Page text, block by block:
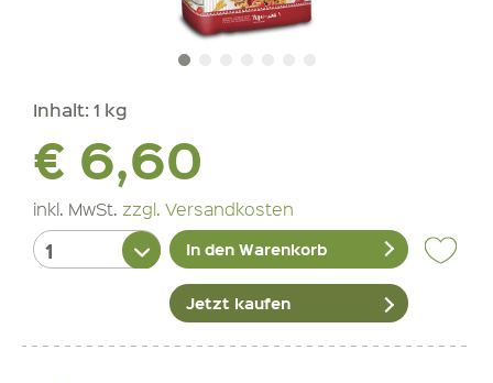
Inhalt: 1 kg
€ 6,60
inkl. MwSt. zzgl. Versandkosten
In den Warenkorb
Jetzt kaufen